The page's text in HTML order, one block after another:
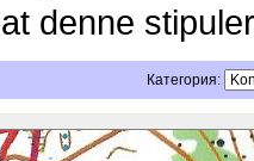
denne
Категория: